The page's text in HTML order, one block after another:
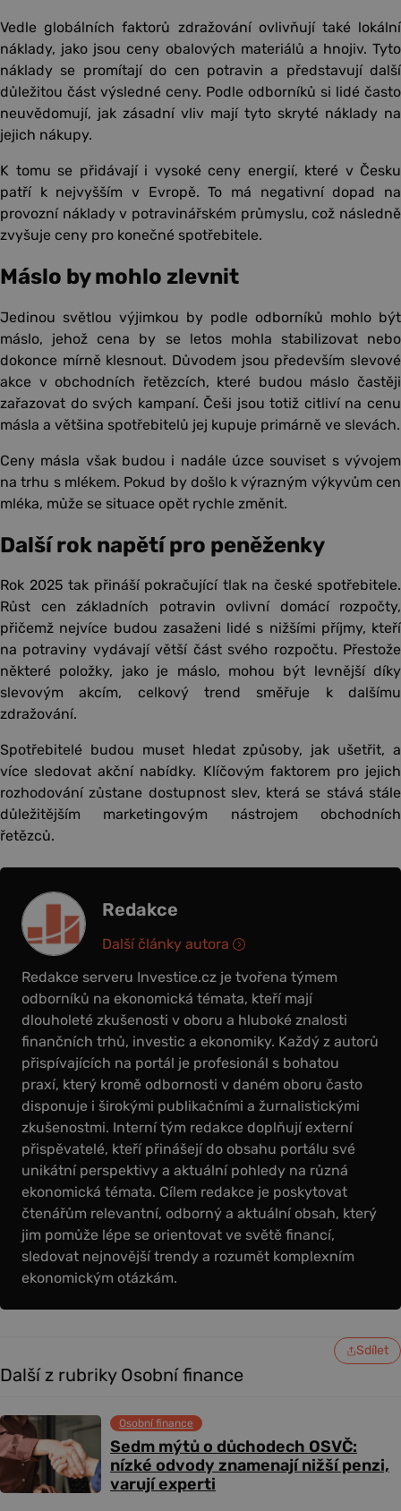
Vedle globálních faktorů zdražování ovlivňují také lokální
náklady, jako jsou ceny obalových materiálů a hnojiv. Tyto
náklady se promítají do cen potravin a představují další
důležitou část výsledné ceny. Podle odborníků si lidé často
neuvědomují, jak zásadní vliv mají tyto skryté náklady na
jejich nákupy.
K tomu se přidávají i vysoké ceny energií, které v Česku
patří k nejvyšším v Evropě. To má negativní dopad na
provozní náklady v potravinářském průmyslu, což následně
zvyšuje ceny pro konečné spotřebitele.
Máslo by mohlo zlevnit
Jedinou světlou výjimkou by podle odborníků mohlo být
máslo, jehož cena by se letos mohla stabilizovat nebo
dokonce mírně klesnout. Důvodem jsou především slevové
akce v obchodních řetězcích, které budou máslo častěji
zařazovat do svých kampaní. Češi jsou totiž citliví na cenu
másla a většina spotřebitelů jej kupuje primárně ve slevách.
Ceny másla však budou i nadále úzce souviset s vývojem
na trhu s mlékem. Pokud by došlo k výrazným výkyvům cen
mléka, může se situace opět rychle změnit.
Další rok napětí pro peněženky
Rok 2025 tak přináší pokračující tlak na české spotřebitele.
Růst cen základních potravin ovlivní domácí rozpočty,
přičemž nejvíce budou zasaženi lidé s nižšími příjmy, kteří
na potraviny vydávají větší část svého rozpočtu. Přestože
některé položky, jako je máslo, mohou být levnější díky
slevovým akcím, celkový trend směřuje k dalšímu
zdražování.
Spotřebitelé budou muset hledat způsoby, jak ušetřit, a
více sledovat akční nabídky. Klíčovým faktorem pro jejich
rozhodování zůstane dostupnost slev, která se stává stále
důležitějším marketingovým nástrojem obchodních
řetězců.
Redakce
Redakce serveru Investice.cz je tvořena týmem
odborníků na ekonomická témata, kteří mají
dlouholeté zkušenosti v oboru a hluboké znalosti
finančních trhů, investic a ekonomiky. Každý z autorů
přispívajících na portál je profesionál s bohatou
praxí, který kromě odbornosti v daném oboru často
disponuje i širokými publikačními a žurnalistickými
zkušenostmi. Interní tým redakce doplňují externí
přispěvatelé, kteří přinášejí do obsahu portálu své
unikátní perspektivy a aktuální pohledy na různá
ekonomická témata. Cílem redakce je poskytovat
čtenářům relevantní, odborný a aktuální obsah, který
jim pomůže lépe se orientovat ve světě financí,
sledovat nejnovější trendy a rozumět komplexním
ekonomickým otázkám.
Další články autora
Sdílet
Další z rubriky Osobní finance
Sedm mýtů o důchodech OSVČ:
nízké odvody znamenají nižší penzi,
varují experti
Osobní finance